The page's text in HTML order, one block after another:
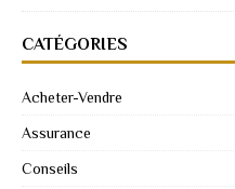
CATÉGORIES
Acheter-Vendre
Assurance
Conseils